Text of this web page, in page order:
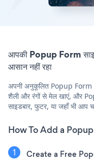
आपकी Popup Form
आसान नहीं रहा
अपनी अनुकूलित Popup Form
शैली और रंगों से मेल खाएं, और
साइडबार, फुटर, या जहाँ भी आप
How To Add a
Create a Free